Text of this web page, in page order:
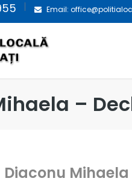
Email:
–
Diaconu